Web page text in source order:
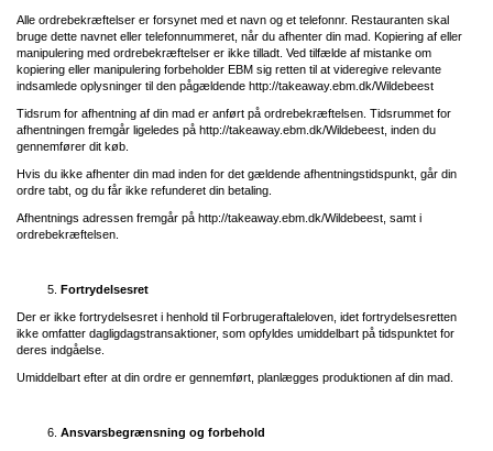
Alle ordrebekræftelser er forsynet med et navn og et telefonnr. Restauranten skal
bruge dette navnet eller telefonnummeret, når du afhenter din mad. Kopiering af eller
manipulering med ordrebekræftelser er ikke tilladt. Ved tilfælde af mistanke om
kopiering eller manipulering forbeholder EBM sig retten til at videregive relevante
indsamlede oplysninger til den pågældende http://takeaway.ebm.dk/Wildebeest
Tidsrum for afhentning af din mad er anført på ordrebekræftelsen. Tidsrummet for
afhentningen fremgår ligeledes på http://takeaway.ebm.dk/Wildebeest , inden du
gennemfører dit køb.
Hvis du ikke afhenter din mad inden for det gældende afhentningstidspunkt, går din
ordre tabt, og du får ikke refunderet din betaling.
Afhentnings adressen fremgår på http://takeaway.ebm.dk/Wildebeest , samt i
ordrebekræftelsen.
Fortrydelsesret
Der er ikke fortrydelsesret i henhold til Forbrugeraftaleloven, idet fortrydelsesretten
ikke omfatter dagligdagstransaktioner, som opfyldes umiddelbart på tidspunktet for
deres indgåelse.
Umiddelbart efter at din ordre er gennemført, planlægges produktionen af din mad.
Ansvarsbegrænsning og forbehold